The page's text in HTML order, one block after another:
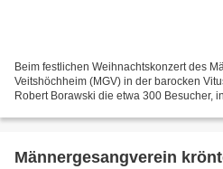
Beim festlichen Weihnachtskonzert des
Veitshöchheim (MGV) in der barocken
Robert Borawski die etwa 300 Besucher,
Männergesangverein